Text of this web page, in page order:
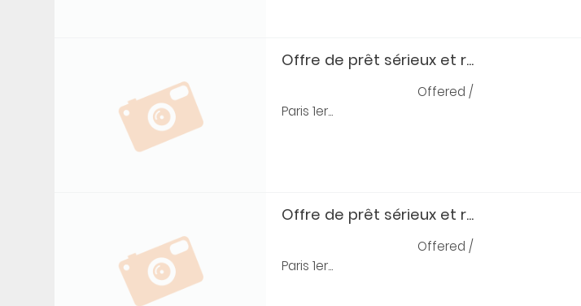
Offre de prêt sérieux et r...
Paris 1er...
Offered /
Offre de prêt sérieux et r...
Paris 1er...
Offered /